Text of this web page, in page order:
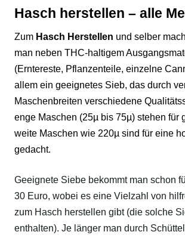
Hasch herstellen – alle
Zum Hasch Herstellen und selber
man neben THC-haltigem
(Erntereste, Pflanzenteile, einzelne
allem ein geeignetes Sieb, das durch
Maschenbreiten verschiedene
enge Maschen (25µ bis 75µ) stehen für
weite Maschen wie 220µ sind für eine
gedacht.
Geeignete Siebe bekommt man schon
30 Euro, wobei es eine Vielzahl von
zum Hasch herstellen gibt (die solche
enthalten). Je länger man durch